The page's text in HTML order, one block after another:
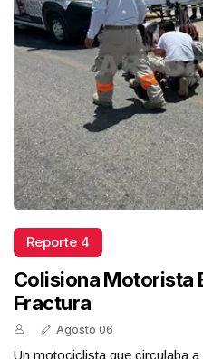
Reporte 4
Colisiona Motorista
Fractura
Agosto 06
Un motociclista que circulaba